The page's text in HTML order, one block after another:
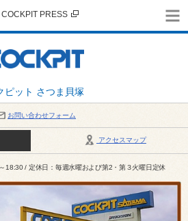
ピット さつま貝塚
COCKPIT PRESS
お問い合わせフォーム
アクセスマップ
18:30 / 定休日：毎週水曜および第2・第３火曜日定休